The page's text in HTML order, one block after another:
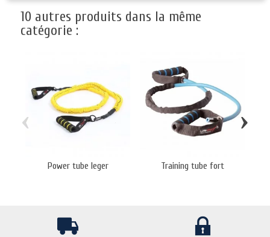
10 autres produits dans la même
catégorie :
Power tube leger Training tube fort
‹ ›